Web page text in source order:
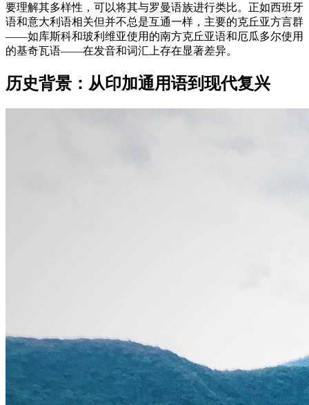
要理解其多样性，可以将其与罗曼语族进行类比。正如西班牙
语和意大利语相关但并不总是互通一样，主要的克丘亚方言群
——如库斯科和玻利维亚使用的南方克丘亚语和厄瓜多尔使用
的基奇瓦语——在发音和词汇上存在显著差异。
历史背景：从印加通用语到现代复兴